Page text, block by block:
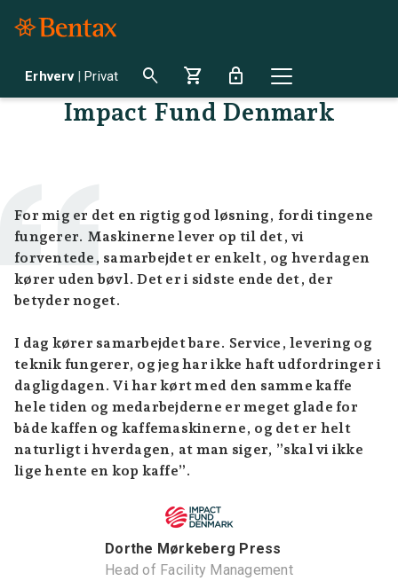
Erhverv | Privat search shopping_cart lock
Impact Fund Denmark
For mig er det en rigtig god løsning, fordi tingene
fungerer. Maskinerne lever op til det, vi
forventede, samarbejdet er enkelt, og hverdagen
kører uden bøvl. Det er i sidste ende det, der
betyder noget.
I dag kører samarbejdet bare. Service, levering og
teknik fungerer, og jeg har ikke haft udfordringer i
dagligdagen. Vi har kørt med den samme kaffe
hele tiden og medarbejderne er meget glade for
både kaffen og kaffemaskinerne, og det er helt
naturligt i hverdagen, at man siger, ”skal vi ikke
lige hente en kop kaffe”.
Dorthe Mørkeberg Press
Head of Facility Management